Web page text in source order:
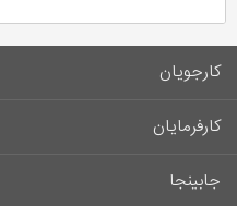
هر کسی که بتواند یک وسیله
محسوب می‌شود. این فرد به
قصد دارد که یک ماشین سنگین
کارجویان
سوالات متداول کارجویان
کارفرمایان
راهنمای ثبت آگهی استخدام
جابینجا